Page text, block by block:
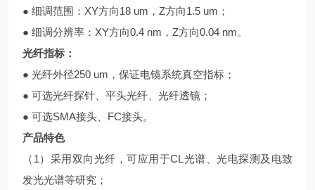
● 细调范围：XY方向18 um，Z方向1.5 um；
● 细调分辨率：XY方向0.4 nm，Z方向0.04 nm。
光纤指标：
● 光纤外径250 um，保证电镜系统真空指标；
● 可选光纤探针、平头光纤、光纤透镜；
● 可选SMA接头、FC接头。
产品特色
（1）采用双向光纤，可应用于CL光谱、光电探测及电致
发光光谱等研究；